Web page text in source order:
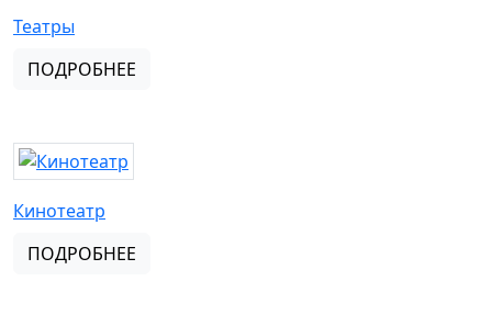
Театры
ПОДРОБНЕЕ
Кинотеатр
ПОДРОБНЕЕ